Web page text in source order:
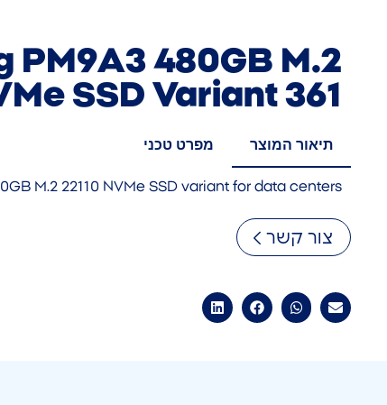
PM9A3 480GB M.2
SSD Variant 361
תיאור המוצר מפרט טכני
M.2 22110 NVMe SSD variant for data centers
צור קשר